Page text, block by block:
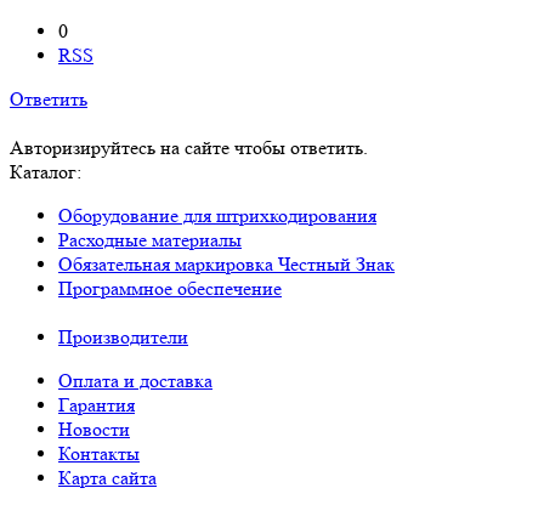
0
RSS
Ответить
Авторизируйтесь на сайте чтобы ответить.
Каталог:
Оборудование для штрихкодирования
Расходные материалы
Обязательная маркировка Честный Знак
Программное обеспечение
Производители
Оплата и доставка
Гарантия
Новости
Контакты
Карта сайта